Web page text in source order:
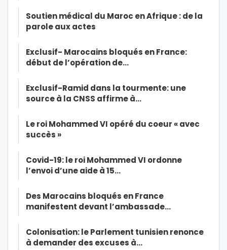
Soutien médical du Maroc en Afrique : de la
parole aux actes
Exclusif- Marocains bloqués en France:
début de l’opération de…
Exclusif-Ramid dans la tourmente: une
source à la CNSS affirme à…
Le roi Mohammed VI opéré du coeur « avec
succès »
Covid-19: le roi Mohammed VI ordonne
l’envoi d’une aide à 15…
Des Marocains bloqués en France
manifestent devant l’ambassade…
Colonisation: le Parlement tunisien renonce
à demander des excuses à…